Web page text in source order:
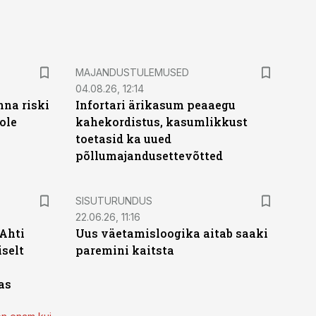
riski
MAJANDUSTULEMUSED
04.08.26, 12:14
Infortari ärikasum peaaegu
kahekordistus, kasumlikkust
toetasid ka uued
põllumajandusettevõtted
ST
SISUTURUNDUS
22.06.26, 11:16
Uus väetamisloogika aitab saaki
paremini kaitsta